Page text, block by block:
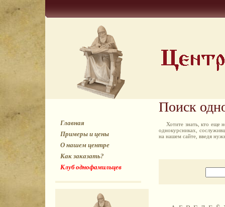
Главная
Примеры и цены
О нашем центре
Как заказать?
Клуб однофамильцев
Поиск
Хотите знать, кто еще
однокурсниках,
на нашем сайте, введя